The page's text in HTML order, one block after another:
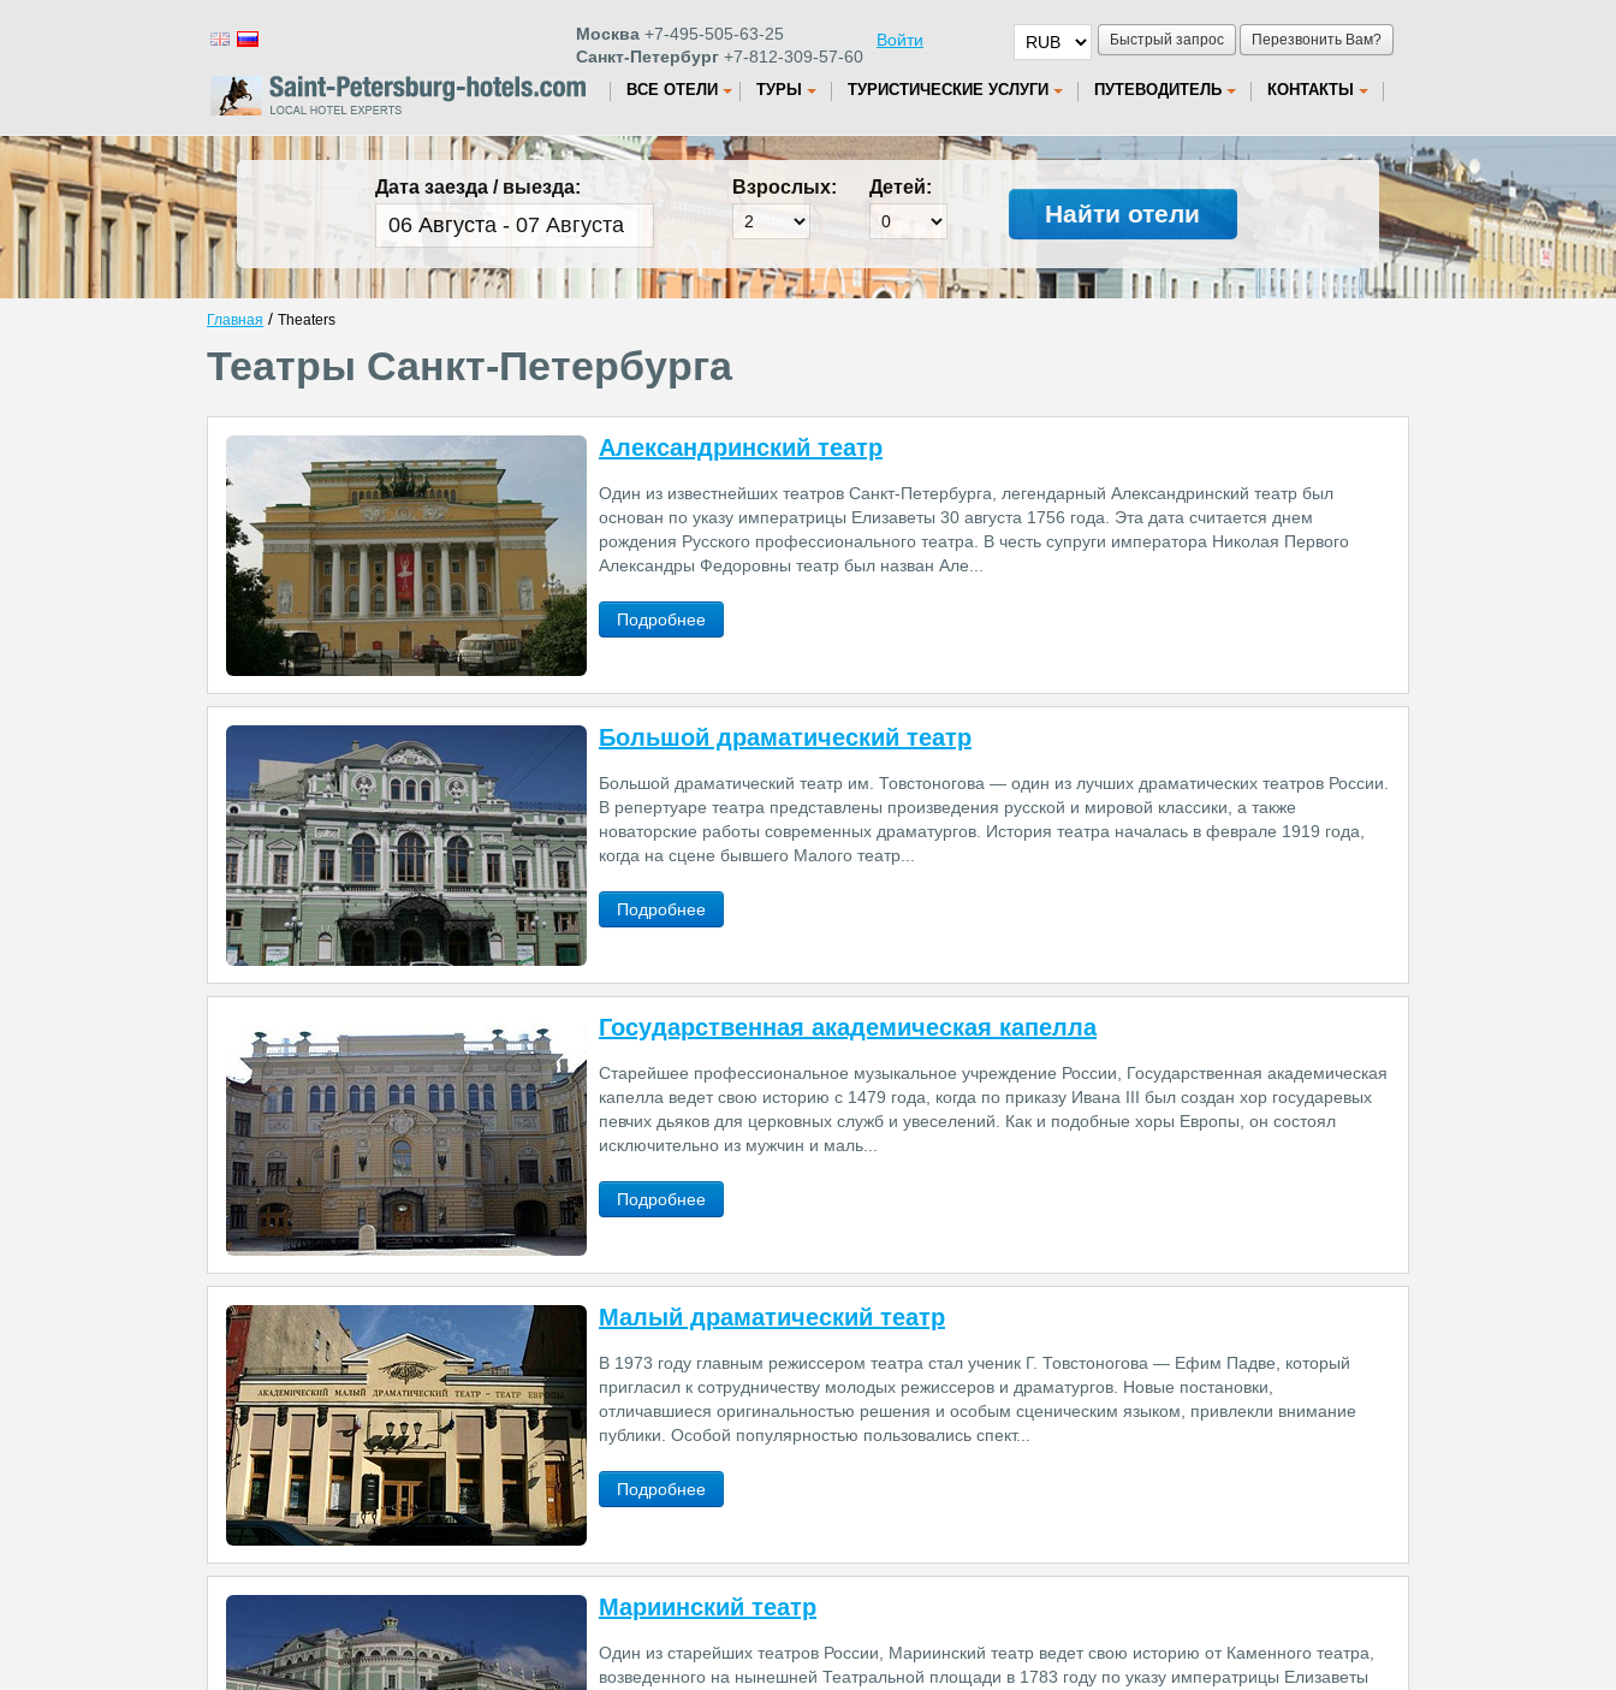
Быстрый запрос Перезвонить Вам?
Москва +7-495-505-63-25
Санкт-Петербург +7-812-309-57-60
Войти
ВСЕ ОТЕЛИ ТУРЫ ТУРИСТИЧЕСКИЕ УСЛУГИ ПУТЕВОДИТЕЛЬ КОНТАКТЫ
Дата заезда / выезда: Взрослых: Детей:
Найти отели
Главная / Theaters
Театры Санкт-Петербурга
Александринский театр
Один из известнейших театров Санкт-Петербурга, легендарный Александринский театр был
основан по указу императрицы Елизаветы 30 августа 1756 года. Эта дата считается днем
рождения Русского профессионального театра. В честь супруги императора Николая Первого
Александры Федоровны театр был назван Але...
Подробнее
Большой драматический театр
Большой драматический театр им. Товстоногова — один из лучших драматических театров России.
В репертуаре театра представлены произведения русской и мировой классики, а также
новаторские работы современных драматургов. История театра началась в феврале 1919 года,
когда на сцене бывшего Малого театр...
Подробнее
Государственная академическая капелла
Старейшее профессиональное музыкальное учреждение России, Государственная академическая
капелла ведет свою историю с 1479 года, когда по приказу Ивана III был создан хор государевых
певчих дьяков для церковных служб и увеселений. Как и подобные хоры Европы, он состоял
исключительно из мужчин и маль...
Подробнее
Малый драматический театр
В 1973 году главным режиссером театра стал ученик Г. Товстоногова — Ефим Падве, который
пригласил к сотрудничеству молодых режиссеров и драматургов. Новые постановки,
отличавшиеся оригинальностью решения и особым сценическим языком, привлекли внимание
публики. Особой популярностью пользовались спект...
Подробнее
Мариинский театр
Один из старейших театров России, Мариинский театр ведет свою историю от Каменного театра,
возведенного на нынешней Театральной площади в 1783 году по указу императрицы Елизаветы